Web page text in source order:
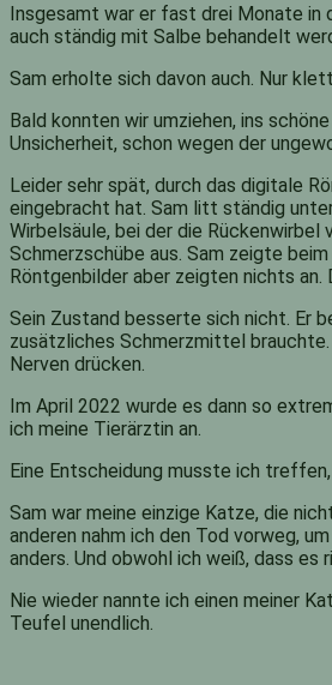
Insgesamt war er fast drei Monate in
auch ständig mit Salbe behandelt
Sam erholte sich davon auch. Nur
Bald konnten wir umziehen, ins
Unsicherheit, schon wegen der
Leider sehr spät, durch das digitale
eingebracht hat. Sam litt ständig
Wirbelsäule, bei der die
Schmerzschübe aus. Sam zeigte
Röntgenbilder aber zeigten nichts an.
Sein Zustand besserte sich nicht. Er
zusätzliches Schmerzmittel brauchte.
Nerven drücken.
Im April 2022 wurde es dann so
ich meine Tierärztin an.
Eine Entscheidung musste ich
Sam war meine einzige Katze, die
anderen nahm ich den Tod vorweg,
anders. Und obwohl ich weiß, dass
Nie wieder nannte ich einen meiner
Teufel unendlich.